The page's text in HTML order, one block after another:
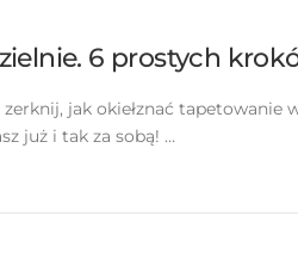
6 prostych
jak okiełznać tapetowanie
już i tak za sobą! …